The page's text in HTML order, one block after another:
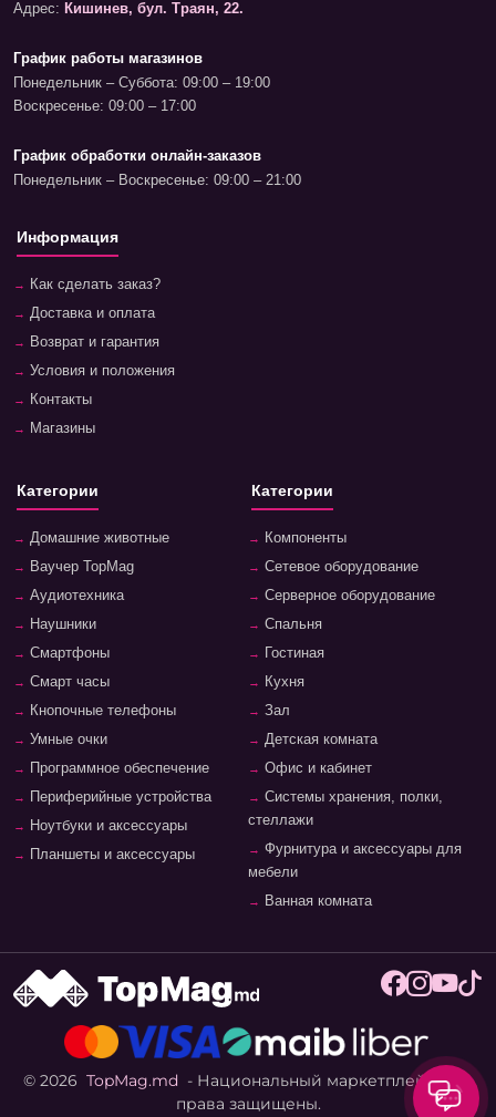
Адрес: Кишинев, бул. Траян, 22.
График работы магазинов
Понедельник – Суббота: 09:00 – 19:00
Воскресенье: 09:00 – 17:00
График обработки онлайн-заказов
Понедельник – Воскресенье: 09:00 – 21:00
Информация
Как сделать заказ?
Доставка и оплата
Возврат и гарантия
Условия и положения
Контакты
Магазины
Категории
Домашние животные
Ваучер TopMag
Аудиотехника
Наушники
Смартфоны
Смарт часы
Кнопочные телефоны
Умные очки
Программное обеспечение
Периферийные устройства
Ноутбуки и аксессуары
Планшеты и аксессуары
Категории
Компоненты
Сетевое оборудование
Серверное оборудование
Спальня
Гостиная
Кухня
Зал
Детская комната
Офис и кабинет
Системы хранения, полки,
стеллажи
Фурнитура и аксессуары для
мебели
Ванная комната
© 2026 TopMag.md - Национальный маркетплейс. Все
права защищены.